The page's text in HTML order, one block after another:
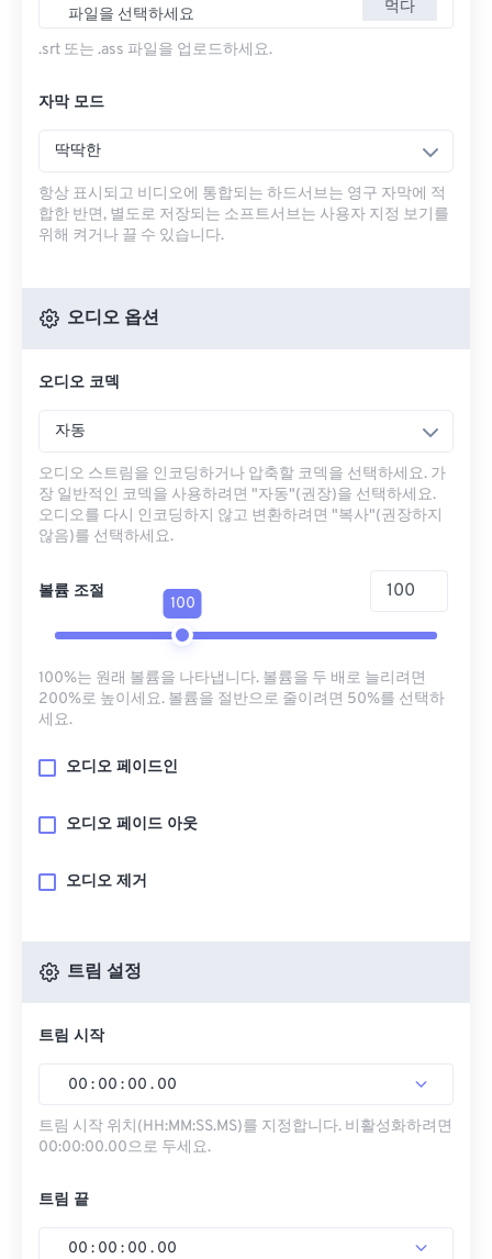
파일을 선택하세요 먹다
.srt 또는 .ass 파일을 업로드하세요.
자막 모드
딱딱한
항상 표시되고 비디오에 통합되는 하드서브는 영구 자막에 적
합한 반면, 별도로 저장되는 소프트서브는 사용자 지정 보기를
위해 켜거나 끌 수 있습니다.
오디오 옵션
오디오 코덱
자동
오디오 스트림을 인코딩하거나 압축할 코덱을 선택하세요. 가
장 일반적인 코덱을 사용하려면 "자동"(권장)을 선택하세요.
오디오를 다시 인코딩하지 않고 변환하려면 "복사"(권장하지
않음)를 선택하세요.
볼륨 조절
100
100%는 원래 볼륨을 나타냅니다. 볼륨을 두 배로 늘리려면
200%로 높이세요. 볼륨을 절반으로 줄이려면 50%를 선택하
세요.
오디오 페이드인
오디오 페이드 아웃
오디오 제거
트림 설정
트림 시작
00 : 00 : 00 . 00
트림 시작 위치(HH:MM:SS.MS)를 지정합니다. 비활성화하려면
00:00:00.00으로 두세요.
트림 끝
00 : 00 : 00 . 00